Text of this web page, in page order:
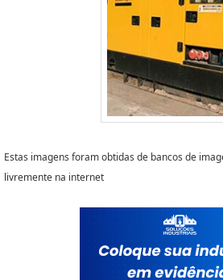
Estas imagens foram obtidas de bancos de
livremente na internet